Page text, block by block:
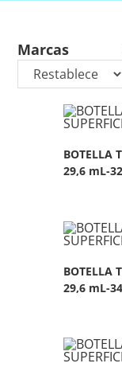
Marcas
BOTELLA
29,6 mL-
BOTELLA
29,6 mL-